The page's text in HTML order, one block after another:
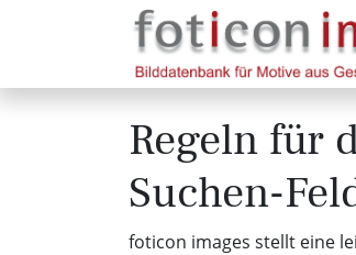
Regeln für
Suchen-
foticon images stellt eine